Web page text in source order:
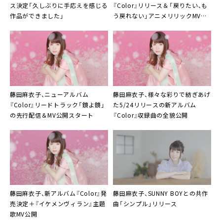
ス決定「久しぶりに手応えを感じる
作品ができました」
『Color』リリース＆「戻りたい、も
う戻れない」アニメリリックMV公
藤田麻衣子、ニューアルバム
『Color』リードトラック「鏡よ鏡」
の先行配信＆MV公開スタート
藤田麻衣子、様々な彩りで紡ぎあげ
た5/24リリースの新アルバム
『Color』収録曲の全貌公開
藤田麻衣子、新アルバム『Color』発
売決定＋『イケメンヴィラン』主題
歌MV公開
藤田麻衣子、 SUNNY BOYとの共作
曲「シンプル」リリース